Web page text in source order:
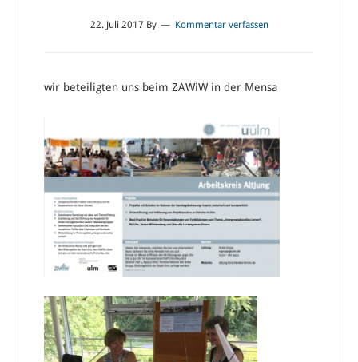
22. Juli 2017 By Kommentar verfassen
wir beteiligten uns beim ZAWiW in der Mensa